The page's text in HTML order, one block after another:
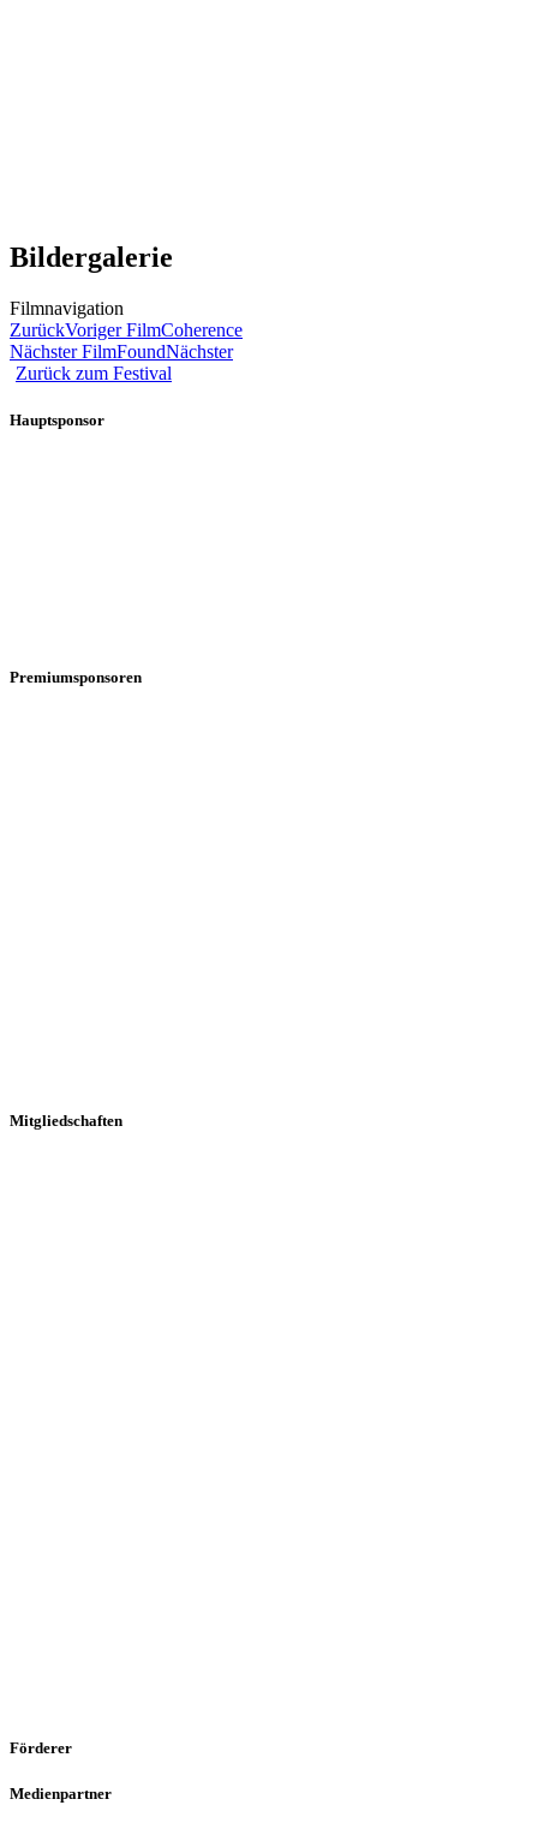
Bildergalerie
Filmnavigation
ZurückVoriger FilmCoherence
Nächster FilmFoundNächster
Zurück zum Festival
Hauptsponsor
Premiumsponsoren
Mitgliedschaften
Förderer
Medienpartner